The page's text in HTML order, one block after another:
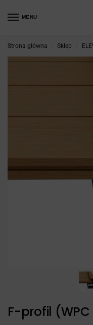
MENU
Strona główna Sklep
F-profil